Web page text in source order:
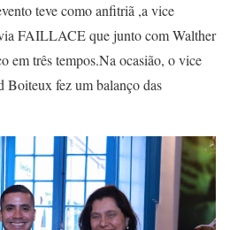
teve como anfitriã ,a vice
FAILLACE que junto com Walther
em três tempos.Na ocasião, o vice
Boiteux fez um balanço das